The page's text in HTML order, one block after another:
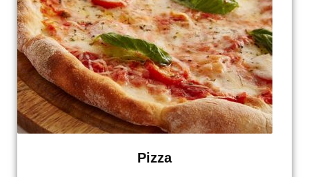
Pizza